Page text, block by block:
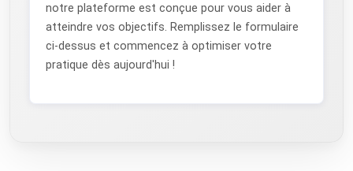
notre plateforme est conçue pour vous aider à
atteindre vos objectifs. Remplissez le formulaire
ci-dessus et commencez à optimiser votre
pratique dès aujourd'hui !